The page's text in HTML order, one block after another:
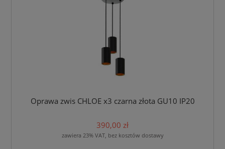
Oprawa zwis CHLOE x3 czarna złota GU10 IP20
390,00 zł
zawiera 23% VAT, bez kosztów dostawy